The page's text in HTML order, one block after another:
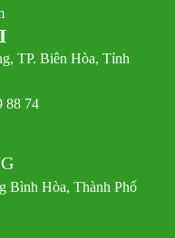
TP. Biên Hòa, Tỉnh
88 74
Bình Hòa, Thành Phố